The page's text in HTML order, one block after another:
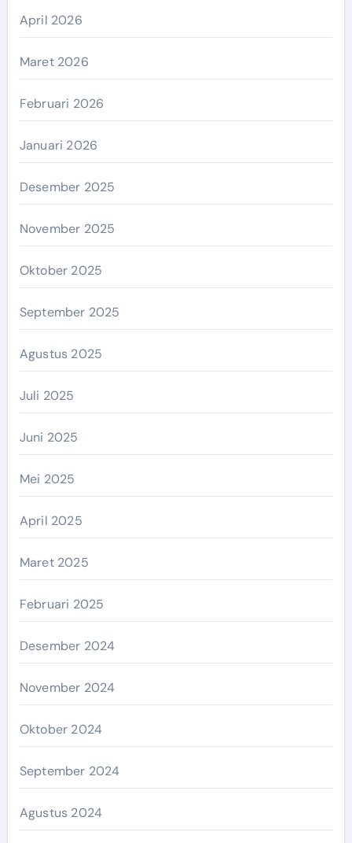
April 2026
Maret 2026
Februari 2026
Januari 2026
Desember 2025
November 2025
Oktober 2025
September 2025
Agustus 2025
Juli 2025
Juni 2025
Mei 2025
April 2025
Maret 2025
Februari 2025
Desember 2024
November 2024
Oktober 2024
September 2024
Agustus 2024